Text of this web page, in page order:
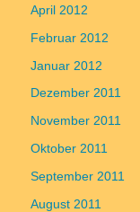
April 2012
Februar 2012
Januar 2012
Dezember 2011
November 2011
Oktober 2011
September 2011
August 2011